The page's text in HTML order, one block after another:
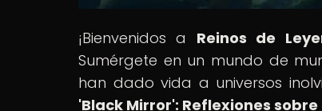
¡Bienvenidos a Reinos de
Sumérgete en un mundo de
han dado vida a universos
'Black Mirror': Reflexiones